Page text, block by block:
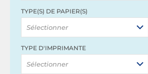
TYPE(S) DE PAPIER(S)
Sélectionner
TYPE D'IMPRIMANTE
Sélectionner